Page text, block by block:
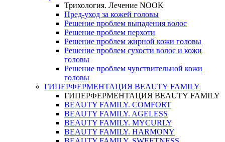
Трихология. Лечение NOOK
Пред-уход за кожей головы
Решение проблем выпадения волос
Решение проблем перхоти
Решение проблем жирной кожи головы
Решение проблем сухости волос и кожи
головы
Решение проблем чувствительной кожи
головы
ГИПЕРФЕРМЕНТАЦИЯ BEAUTY FAMILY
ГИПЕРФЕРМЕНТАЦИЯ BEAUTY FAMILY
BEAUTY FAMILY. COMFORT
BEAUTY FAMILY. AGELESS
BEAUTY FAMILY. MYCURLY
BEAUTY FAMILY. HARMONY